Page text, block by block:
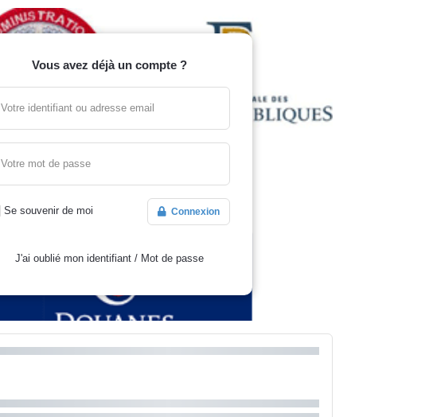
Vous avez déjà un compte ?
Votre identifiant ou adresse email
Votre mot de passe
Se souvenir de moi Connexion
J'ai oublié mon identifiant/ Mot de passe